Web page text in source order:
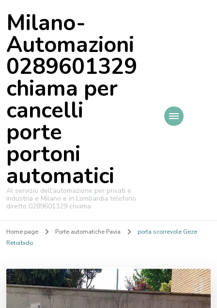
Milano-
Automazioni
0289601329
chiama per
cancelli
porte
portoni
automatici
Al servizio dell'automazione per privati e
industria e Milano e in Lombardia telefono
diretto 0289601329 chiama
Home page Porte automatiche Pavia
porta scorrevole Geze
Retorbido